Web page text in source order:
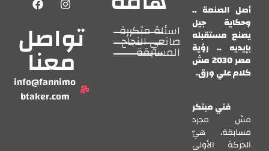
تواصل
معنا
info@fannimo
btaker.com
اسئلة متكررة
صانعي النجاح
المسابقة
أصل الصنعة ..
وحكاية جيل
يصنع مستقبله
بإيديه .. رؤية
مصر 2030 مش
كلام علي ورق.
فني مبتكر
مش مجرد
مسابقة، هيّ
الحركة الأولى